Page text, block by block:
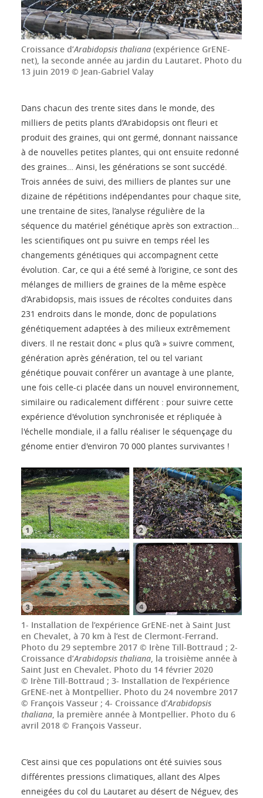
Croissance d’Arabidopsis thaliana (expérience GrENE-
net), la seconde année au jardin du Lautaret. Photo du
13 juin 2019 © Jean-Gabriel Valay
Dans chacun des trente sites dans le monde, des
milliers de petits plants d’Arabidopsis ont fleuri et
produit des graines, qui ont germé, donnant naissance
à de nouvelles petites plantes, qui ont ensuite redonné
des graines… Ainsi, les générations se sont succédé.
Trois années de suivi, des milliers de plantes sur une
dizaine de répétitions indépendantes pour chaque site,
une trentaine de sites, l’analyse régulière de la
séquence du matériel génétique après son extraction…
les scientifiques ont pu suivre en temps réel les
changements génétiques qui accompagnent cette
évolution. Car, ce qui a été semé à l’origine, ce sont des
mélanges de milliers de graines de la même espèce
d’Arabidopsis, mais issues de récoltes conduites dans
231 endroits dans le monde, donc de populations
génétiquement adaptées à des milieux extrêmement
divers. Il ne restait donc « plus qu’à » suivre comment,
génération après génération, tel ou tel variant
génétique pouvait conférer un avantage à une plante,
une fois celle-ci placée dans un nouvel environnement,
similaire ou radicalement différent : pour suivre cette
expérience d'évolution synchronisée et répliquée à
l'échelle mondiale, il a fallu réaliser le séquençage du
génome entier d'environ 70 000 plantes survivantes !
1- Installation de l’expérience GrENE-net à Saint Just
en Chevalet, à 70 km à l’est de Clermont-Ferrand.
Photo du 29 septembre 2017 © Irène Till-Bottraud ; 2-
Croissance d’Arabidopsis thaliana , la troisième année à
Saint Just en Chevalet. Photo du 14 février 2020
© Irène Till-Bottraud ; 3- Installation de l’expérience
GrENE-net à Montpellier. Photo du 24 novembre 2017
© François Vasseur ; 4- Croissance d’Arabidopsis
thaliana , la première année à Montpellier. Photo du 6
avril 2018 © François Vasseur.
C’est ainsi que ces populations ont été suivies sous
différentes pressions climatiques, allant des Alpes
enneigées du col du Lautaret au désert de Néguev, des